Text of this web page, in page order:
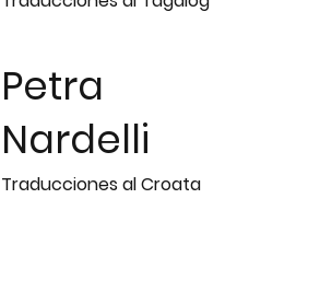
Petra
Nardelli
Traducciones al Croata